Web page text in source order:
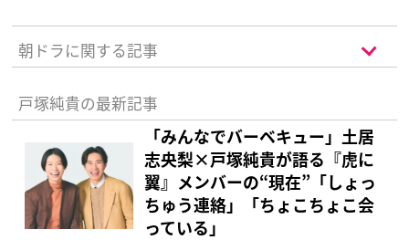
朝ドラに関する記事
戸塚純貴の最新記事
「みんなでバーベキュー」土居
志央梨×戸塚純貴が語る『虎に
翼』メンバーの“現在”「しょっ
ちゅう連絡」「ちょこちょこ会
っている」